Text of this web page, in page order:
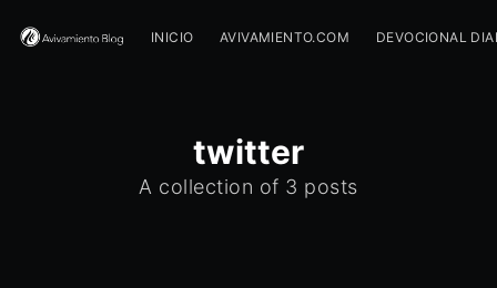
INICIO AVIVAMIENTO.COM DEVOCIONAL
twitter
A collection of 3 posts